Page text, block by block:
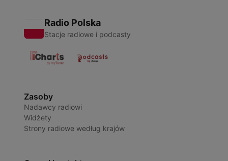
Radio Polska
Stacje radiowe i podcasty
Zasoby
Nadawcy radiowi
Widżety
Strony radiowe według krajów